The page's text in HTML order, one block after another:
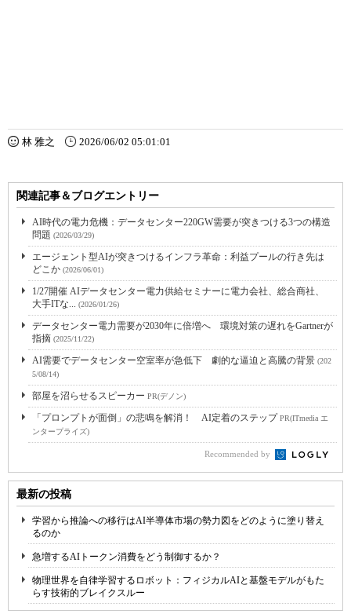
林 雅之 2026/06/02 05:01:01
関連記事＆ブログエントリー
AI時代の電力危機：データセンター220GW需要が突きつける3つの構造
問題 (2026/03/29)
エージェント型AIが突きつけるインフラ革命：利益プールの行き先は
どこか (2026/06/01)
1/27開催 AIデータセンター電力供給セミナーに電力会社、総合商社、
大手ITな... (2026/01/26)
データセンター電力需要が2030年に倍増へ 環境対策の遅れをGartnerが
指摘 (2025/11/22)
AI需要でデータセンター空室率が急低下 劇的な逼迫と高騰の背景 (202
5/08/14)
部屋を沼らせるスピーカー PR(デノン)
「プロンプトが面倒」の悲鳴を解消！ AI定着のステップPR(ITmedia エ
ンタープライズ)
Recommended by
最新の投稿
学習から推論への移行はAI半導体市場の勢力図をどのように塗り替え
るのか
急増するAIトークン消費をどう制御するか？
物理世界を自律学習するロボット：フィジカルAIと基盤モデルがもた
らす技術的ブレイクスルー